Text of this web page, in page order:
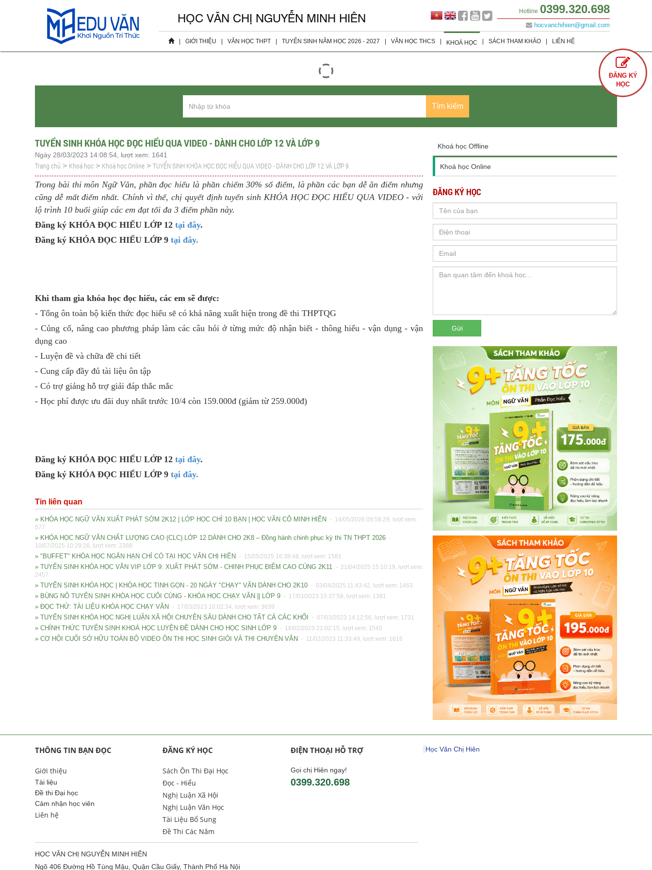
ĐĂNG KÝ
HỌC
HỌC VĂN CHỊ NGUYỄN MINH HIÊN Hotline 0399.320.698
hocvanchihien@gmail.com
GIỚI THIỆU VĂN HỌC THPT
Nghị Luận Văn Học
Tài Liệu Bổ Sung
Tài Liệu Lớp 10
Tài liệu Lớp 12
Đề Thi Các Năm
TUYỂN SINH NĂM HỌC 2026 - 2027 VĂN HỌC THCS
Tài Liệu Lớp 7
Tài Liệu Lớp 6
KHOÁ HỌC SÁCH THAM KHẢO LIÊN HỆ
Tìm kiếm
TUYỂN SINH KHÓA HỌC ĐỌC HIỂU QUA VIDEO - DÀNH CHO LỚP 12 VÀ LỚP 9
Ngày 28/03/2023 14:08:54, lượt xem: 1641
Trang chủ > Khoá học > Khoá học Online > TUYỂN SINH KHÓA HỌC ĐỌC HIỂU QUA VIDEO - DÀNH CHO LỚP 12 VÀ LỚP 9
Trong bài thi môn Ngữ Văn, phần đọc hiểu là phần chiếm 30% số điểm, là phần các bạn dễ ăn điểm nhưng
cũng dễ mất điểm nhất. Chính vì thế, chị quyết định tuyển sinh KHÓA HỌC ĐỌC HIỂU QUA VIDEO - với
lộ trình 10 buổi giúp các em đạt tối đa 3 điểm phần này.
Đăng ký KHÓA ĐỌC HIỂU LỚP 12 tại đây.
Đăng ký KHÓA ĐỌC HIỂU LỚP 9 tại đây.
Khi tham gia khóa học đọc hiểu, các em sẽ được:
- Tổng ôn toàn bộ kiến thức đọc hiểu sẽ có khả năng xuất hiện trong đề thi THPTQG
- Củng cố, nâng cao phương pháp làm các câu hỏi ở từng mức độ nhận biết - thông hiểu - vận dụng - vận
dụng cao
- Luyện đề và chữa đề chi tiết
- Cung cấp đầy đủ tài liệu ôn tập
- Có trợ giảng hỗ trợ giải đáp thắc mắc
- Học phí được ưu đãi duy nhất trước 10/4 còn 159.000đ (giảm từ 259.000đ)
Đăng ký KHÓA ĐỌC HIỂU LỚP 12 tại đây.
Đăng ký KHÓA ĐỌC HIỂU LỚP 9 tại đây.
Tin liên quan
» KHÓA HỌC NGỮ VĂN XUẤT PHÁT SỚM 2K12 | LỚP HỌC CHỈ 10 BẠN | HỌC VĂN CÔ MINH HIÊN
- 14/05/2026 09:58:29, lượt xem:
577
» KHÓA HỌC NGỮ VĂN CHẤT LƯỢNG CAO (CLC) LỚP 12 DÀNH CHO 2K8 – Đồng hành chinh phục kỳ thi TN THPT 2026 -
10/07/2025 10:29:28, lượt xem: 2388
» "BUFFET" KHÓA HỌC NGẮN HẠN CHỈ CÓ TẠI HỌC VĂN CHỊ HIÊN - 15/05/2025 16:38:48, lượt xem: 1581
» TUYỂN SINH KHÓA HỌC VĂN VIP LỚP 9: XUẤT PHÁT SỚM - CHINH PHỤC ĐIỂM CAO CÙNG 2K11 - 21/04/2025 15:10:19, lượt xem:
2457
» TUYỂN SINH KHÓA HỌC | KHÓA HỌC TINH GỌN - 20 NGÀY "CHẠY" VĂN DÀNH CHO 2K10 - 03/04/2025 11:43:42, lượt xem: 1463
» BÙNG NỔ TUYỂN SINH KHÓA HỌC CUỐI CÙNG - KHÓA HỌC CHẠY VĂN || LỚP 9 - 17/03/2023 15:37:58, lượt xem: 1381
» ĐỌC THỬ: TÀI LIỆU KHÓA HỌC CHẠY VĂN - 17/03/2023 10:02:34, lượt xem: 3639
» TUYỂN SINH KHÓA HỌC NGHỊ LUẬN XÃ HỘI CHUYÊN SÂU DÀNH CHO TẤT CẢ CÁC KHỐI - 07/03/2023 14:12:56, lượt xem: 1731
» CHÍNH THỨC TUYỂN SINH KHOÁ HỌC LUYỆN ĐỀ DÀNH CHO HỌC SINH LỚP 9 - 18/02/2023 21:02:15, lượt xem: 1545
» CƠ HỘI CUỐI SỞ HỮU TOÀN BỘ VIDEO ÔN THI HỌC SINH GIỎI VÀ THI CHUYÊN VĂN - 11/02/2023 11:33:49, lượt xem: 1616
Khoá học Offline
Khoá học Online
ĐĂNG KÝ HỌC
THÔNG TIN BẠN ĐỌC
Giới thiệu
Tài liệu
Đề thi Đại học
Cảm nhận học viên
Liên hệ
ĐĂNG KÝ HỌC
Sách Ôn Thi Đại Học
Đọc - Hiểu
Nghị Luận Xã Hội
Nghị Luận Văn Học
Tài Liệu Bổ Sung
Đề Thi Các Năm
ĐIỆN THOẠI HỖ TRỢ
Gọi chị Hiên ngay!
0399.320.698
HỌC VĂN CHỊ NGUYỄN MINH HIÊN
Ngõ 406 Đường Hồ Tùng Mậu, Quận Cầu Giấy, Thành Phố Hà Nội
Học Văn Chị Hiên